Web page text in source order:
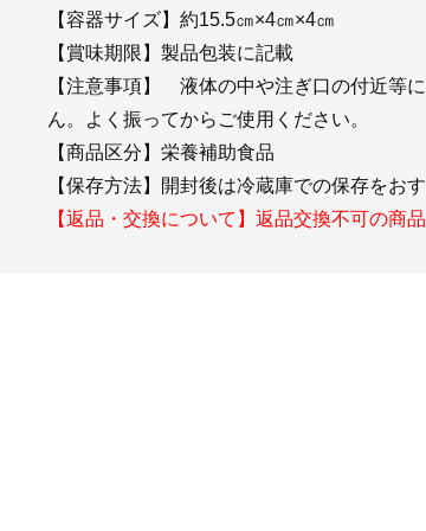
【容器サイズ】約15.5㎝×4㎝×4㎝
【賞味期限】製品包装に記載
【注意事項】 液体の中や注ぎ口の付近等
ん。よく振ってからご使用ください。
【商品区分】栄養補助食品
【保存方法】開封後は冷蔵庫での保存をお
【返品・交換について】返品交換不可の商品